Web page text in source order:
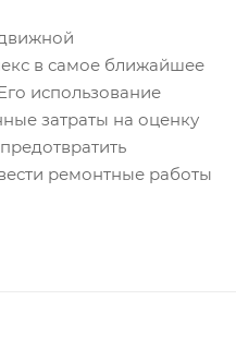
в самое ближайшее
использование
затраты на оценку
ремонтные работы